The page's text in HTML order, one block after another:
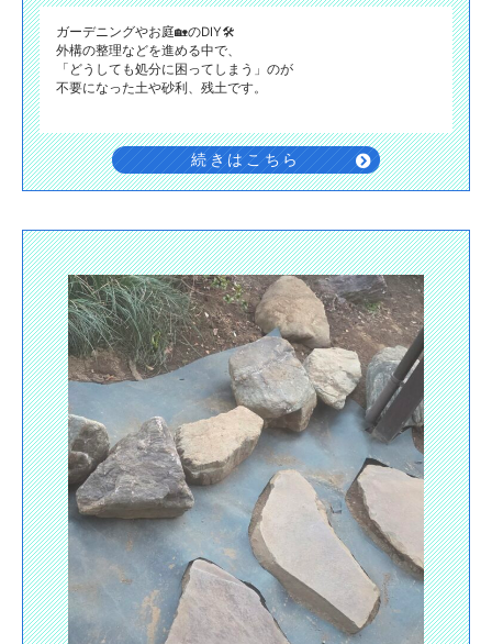
ガーデニングやお庭🏡のDIY🛠️
外構の整理などを進める中で、
「どうしても処分に困ってしまう」のが
不要になった土や砂利、残土です。
続きはこちら